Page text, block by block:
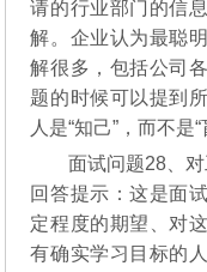
请的行业部门的信
解。企业认为最聪
解很多，包括公司
题的时候可以提到
人是“知己”，而不是“
面试问题28、
回答提示：这是面
定程度的期望、对
有确实学习目标的